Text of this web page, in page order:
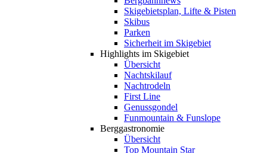
Skigebietsplan, Lifte & Pisten
Skibus
Parken
Sicherheit im Skigebiet
Highlights im Skigebiet
Übersicht
Nachtskilauf
Nachtrodeln
First Line
Genussgondel
Funmountain & Funslope
Berggastronomie
Übersicht
Top Mountain Star